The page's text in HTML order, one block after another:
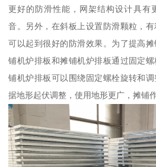
更好的防滑性能，网架结构设计具有
音。另外，在斜板上设置防滑颗粒，
可以起到很好的防滑效果。为了提高
铺机炉排板和摊铺机炉排板通过固定
铺机炉排板可以围绕固定螺栓旋转和
据地形起伏调整，使用地形更广，摊铺